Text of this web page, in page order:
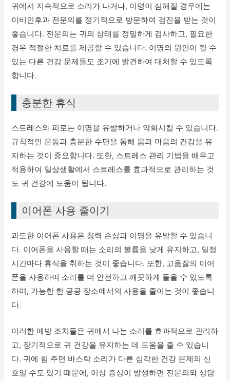
귀에서 지속적으로 소리가 나거나, 이명이 심해질 경우에는
이비인후과 전문의를 정기적으로 방문하여 검진을 받는 것이
좋습니다. 전문의는 귀의 상태를 정밀하게 검사하고, 필요한
경우 적절한 치료를 제공할 수 있습니다. 이명의 원인이 될 수
있는 다른 건강 문제들도 조기에 발견하여 대처할 수 있도록
합니다.
충분한 휴식
스트레스와 피로는 이명을 유발하거나 악화시킬 수 있습니다.
규칙적인 운동과 충분한 수면을 통해 몸과 마음의 건강을 유
지하는 것이 중요합니다. 또한, 스트레스 관리 기법을 배우고
적용하여 일상생활에서 스트레스를 효과적으로 관리하는 것
도 귀 건강에 도움이 됩니다.
이어폰 사용 줄이기
과도한 이어폰 사용은 청력 손상과 이명을 유발할 수 있습니
다. 이어폰을 사용할 때는 소리의 볼륨을 낮게 유지하고, 일정
시간마다 휴식을 취하는 것이 좋습니다. 또한, 고음질의 이어
폰을 사용하여 소리를 더 안전하고 깨끗하게 들을 수 있도록
하며, 가능한 한 공공 장소에서의 사용을 줄이는 것이 좋습니
다.
이러한 예방 조치들은 귀에서 나는 소리를 효과적으로 관리하
고, 장기적으로 귀 건강을 유지하는 데 도움을 줄 수 있습니
다. 귀에 힘 주면 바스락 소리가 다른 심각한 건강 문제의 신
호일 수도 있기 때문에, 이상 증상이 발생하면 전문의와 상담